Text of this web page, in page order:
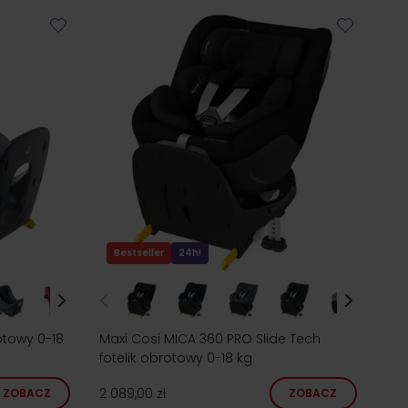
Twojego samochodu. Oprócz samego
zimą. Wybrane modele dla
i użyć zamiast kołyski podczas wyjazdu na
0-18
ZOBACZ
Bestseller 24h!
Maxi Cosi MICA 360 PRO Slide Tech
fotelik obrotowy 0-18 kg
2 089,00 zł
ZOBACZ